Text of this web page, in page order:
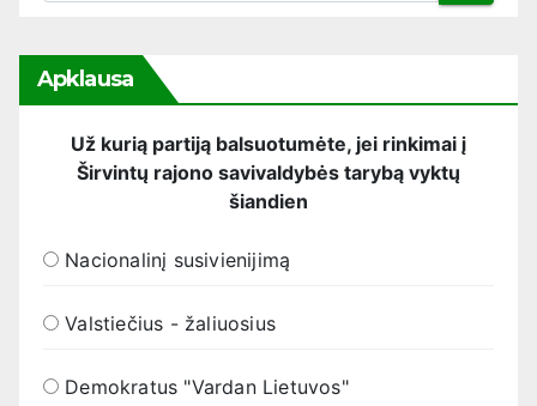
Apklausa
Už kurią partiją balsuotumėte, jei rinkimai į
Širvintų rajono savivaldybės tarybą vyktų
šiandien
Nacionalinį susivienijimą
Valstiečius - žaliuosius
Demokratus "Vardan Lietuvos"